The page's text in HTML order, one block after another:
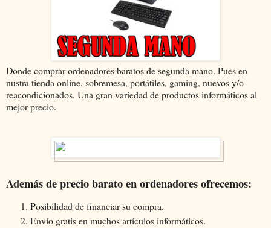
Donde comprar ordenadores baratos de segunda mano. Pues en
nustra tienda online, sobremesa, portátiles, gaming, nuevos y/o
reacondicionados. Una gran variedad de productos informáticos al
mejor precio.
Además de precio barato en ordenadores ofrecemos:
Posibilidad de financiar su compra.
Envío gratis en muchos artículos informáticos.